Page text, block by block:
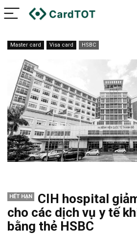
Master card Visa card HSBC
HẾT HẠN
CIH hospital
cho các dịch vụ y tế
bằng thẻ HSBC